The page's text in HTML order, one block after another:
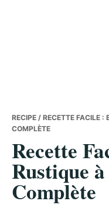
RECIPE / RECETTE FACILE :
COMPLÈTE
Recette
Rustique
Complète